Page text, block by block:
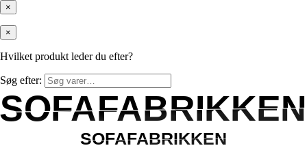
×
×
Hvilket produkt leder du efter?
Søg efter:
SOFAFABRIKKEN
SOFAFABRIKKEN
SOFAFABRIKKEN